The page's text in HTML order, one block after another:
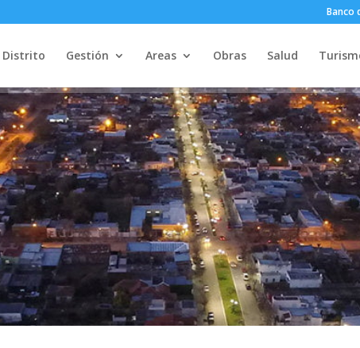
Banco
Distrito Gestión Areas Obras Salud